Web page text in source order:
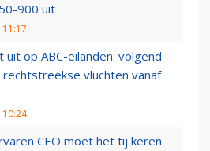
900 uit
uit op ABC-eilanden: volgend
vluchten vanaf
10:24
CEO moet het tij keren